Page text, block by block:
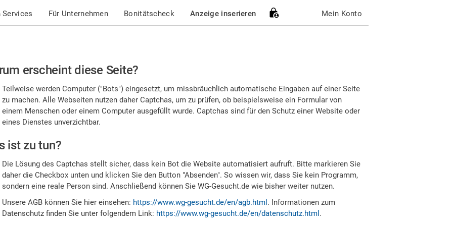
Services Für Unternehmen Bonitätscheck Anzeige inserieren Mein Konto
erscheint diese Seite?
Teilweise werden Computer ("Bots") eingesetzt, um missbräuchlich automatische Eingaben auf einer Seite
zu machen. Alle Webseiten nutzen daher Captchas, um zu prüfen, ob beispielsweise ein Formular von
einem Menschen oder einem Computer ausgefüllt wurde. Captchas sind für den Schutz einer Website oder
eines Dienstes unverzichtbar.
ist zu tun?
Die Lösung des Captchas stellt sicher, dass kein Bot die Website automatisiert aufruft. Bitte markieren Sie
daher die Checkbox unten und klicken Sie den Button "Absenden". So wissen wir, dass Sie kein Programm,
sondern eine reale Person sind. Anschließend können Sie WG-Gesucht.de wie bisher weiter nutzen.
Unsere AGB können Sie hier einsehen: https://www.wg-gesucht.de/en/agb.html . Informationen zum
Datenschutz finden Sie unter folgendem Link: https://www.wg-gesucht.de/en/datenschutz.html .